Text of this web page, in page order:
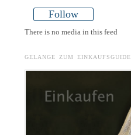
Follow
There is no media in this feed
GELANGE ZUM EINKAUFSGUIDE